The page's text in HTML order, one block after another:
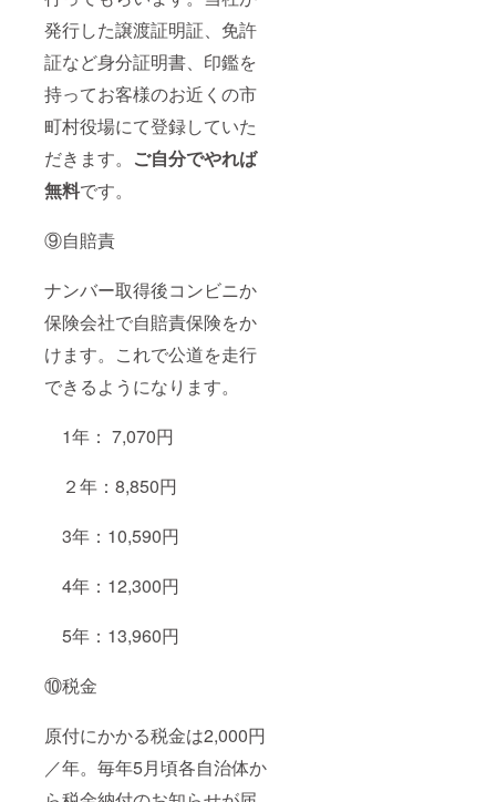
発行した譲渡証明証、免許
証など身分証明書、印鑑を
持ってお客様のお近くの市
町村役場にて登録していた
だきます。 ご自分でやれば
無料です。
⑨自賠責
ナンバー取得後コンビニか
保険会社で自賠責保険をか
けます。これで公道を走行
できるようになります。
1年： 7,070円
２年：8,850円
3年：10,590円
4年：12,300円
5年：13,960円
⑩税金
原付にかかる税金は2,000円
／年。毎年5月頃各自治体か